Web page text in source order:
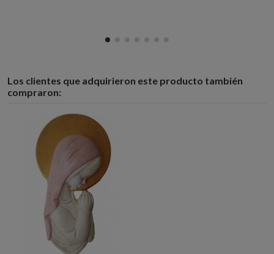
Los clientes que adquirieron este producto también
compraron: